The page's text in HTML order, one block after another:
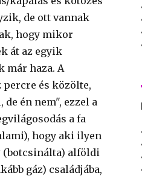
de ott vannak
hogy mikor
át az egyik
már haza. A
és közölte,
én nem", ezzel a
a fa
hogy aki ilyen
(botcsinálta) alföldi
gáz) családjába,